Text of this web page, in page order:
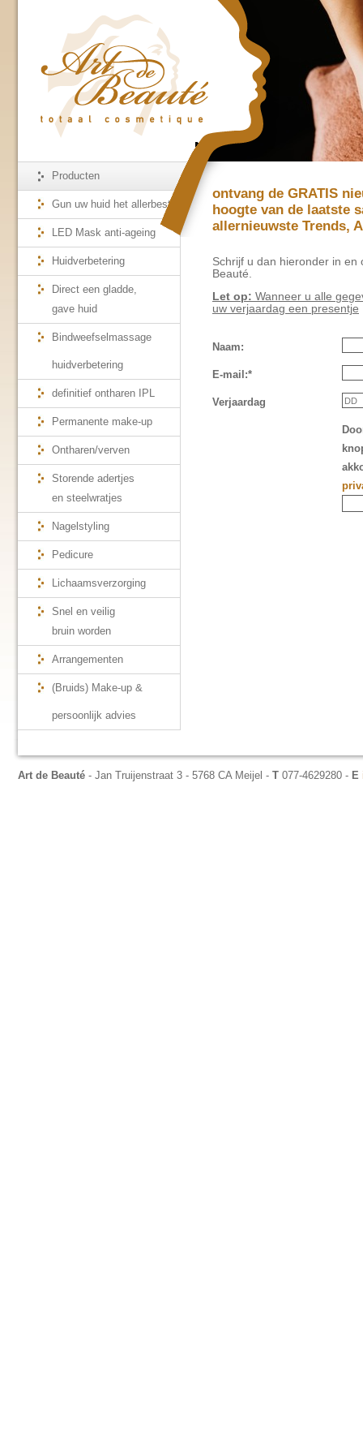
Producten
Gun uw huid het allerbeste
LED Mask anti-ageing
Huidverbetering
Direct een gladde,
gave huid
Bindweefselmassage
huidverbetering
definitief ontharen IPL
Permanente make-up
Ontharen/verven
Storende adertjes
en steelwratjes
Nagelstyling
Pedicure
Lichaamsverzorging
Snel en veilig
bruin worden
Arrangementen
(Bruids) Make-up &
persoonlijk advies
ontvang de GRATIS
hoogte van de laatste
allernieuwste Trends,
Schrijf u dan hieronder in en
Beauté.
Let op: Wanneer u alle
uw verjaardag een presentje
Naam:
E-mail:*
Verjaardag
Art de Beauté - Jan Truijenstraat 3 - 5768 CA Meijel - T 077-4629280 - E